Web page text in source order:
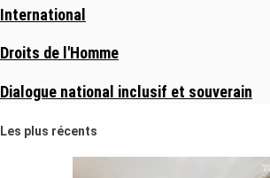
International
Droits de l'Homme
Dialogue national inclusif et souverain
Les plus récents